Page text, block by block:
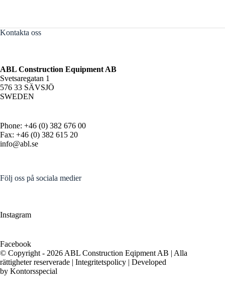
Kontakta oss
ABL Construction Equipment AB
Svetsaregatan 1
576 33 SÄVSJÖ
SWEDEN
Phone: +46 (0) 382 676 00
Fax: +46 (0) 382 615 20
info@abl.se
Följ oss på sociala medier
Instagram
Facebook
© Copyright - 2026 ABL Construction Eqipment AB | Alla
rättigheter reserverade | Integritetspolicy | Developed
by Kontorsspecial